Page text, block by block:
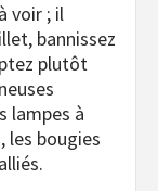
voir ; il
bannissez
plutôt
lampes à
les bougies